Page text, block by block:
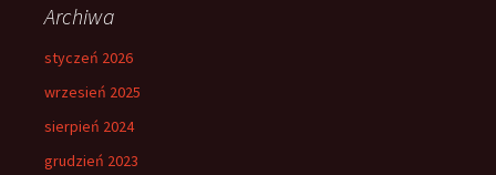
Archiwa
styczeń 2026
wrzesień 2025
sierpień 2024
grudzień 2023